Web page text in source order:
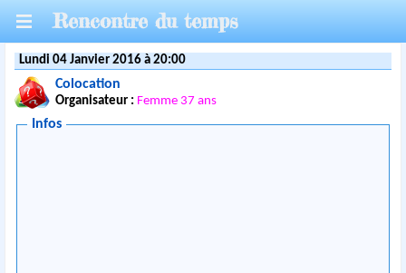
Rencontre du temps
Lundi 04 Janvier 2016 à 20:00
Colocation
Organisateur : Femme 37 ans
Infos